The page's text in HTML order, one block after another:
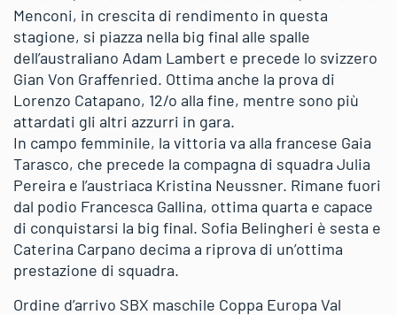
Menconi, in crescita di rendimento in questa
stagione, si piazza nella big final alle spalle
dell’australiano Adam Lambert e precede lo svizzero
Gian Von Graffenried. Ottima anche la prova di
Lorenzo Catapano, 12/o alla fine, mentre sono più
attardati gli altri azzurri in gara.
In campo femminile, la vittoria va alla francese Gaia
Tarasco, che precede la compagna di squadra Julia
Pereira e l’austriaca Kristina Neussner. Rimane fuori
dal podio Francesca Gallina, ottima quarta e capace
di conquistarsi la big final. Sofia Belingheri è sesta e
Caterina Carpano decima a riprova di un’ottima
prestazione di squadra.
Ordine d’arrivo SBX maschile Coppa Europa Val